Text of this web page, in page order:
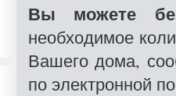
Вы можете
необходимое
Вашего дома,
по электронной